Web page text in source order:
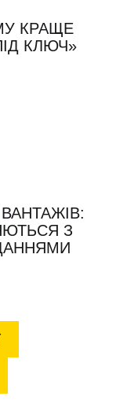
КРАЩЕ
КЛЮЧ»
З